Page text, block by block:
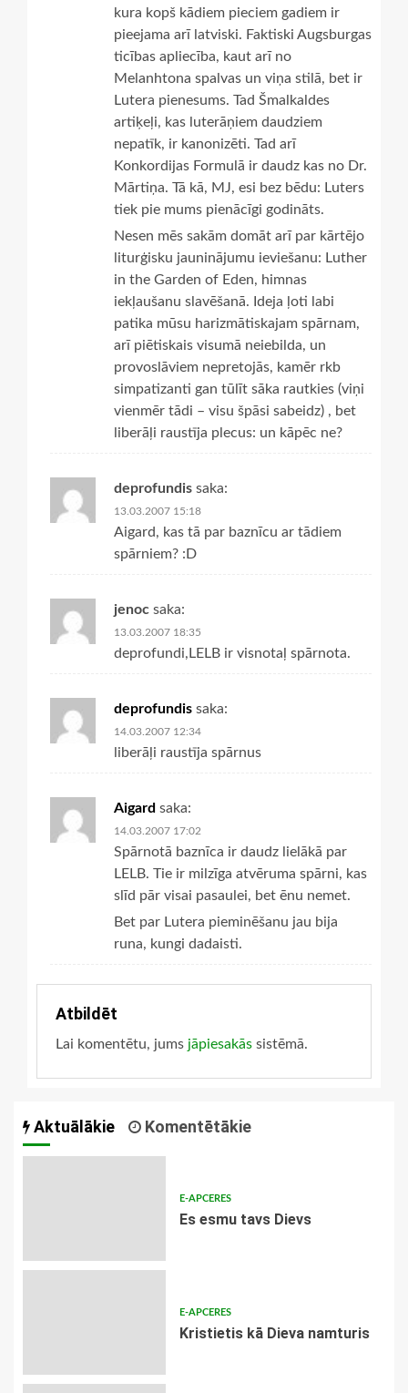
kura kopš kādiem pieciem gadiem ir
pieejama arī latviski. Faktiski Augsburgas
ticības apliecība, kaut arī no
Melanhtona spalvas un viņa stilā, bet ir
Lutera pienesums. Tad Šmalkaldes
artiķeļi, kas luterāņiem daudziem
nepatīk, ir kanonizēti. Tad arī
Konkordijas Formulā ir daudz kas no Dr.
Mārtiņa. Tā kā, MJ, esi bez bēdu: Luters
tiek pie mums pienācīgi godināts.
Nesen mēs sakām domāt arī par kārtējo
liturģisku jauninājumu ieviešanu: Luther
in the Garden of Eden, himnas
iekļaušanu slavēšanā. Ideja ļoti labi
patika mūsu harizmātiskajam spārnam,
arī piētiskais visumā neiebilda, un
provoslāviem nepretojās, kamēr rkb
simpatizanti gan tūlīt sāka rautkies (viņi
vienmēr tādi – visu špāsi sabeidz) , bet
liberāļi raustīja plecus: un kāpēc ne?
deprofundis saka:
13.03.2007 15:18
Aigard, kas tā par baznīcu ar tādiem
spārniem? :D
jenoc saka:
13.03.2007 18:35
deprofundi,LELB ir visnotaļ spārnota.
deprofundis saka:
14.03.2007 12:34
liberāļi raustīja spārnus
Aigard saka:
14.03.2007 17:02
Spārnotā baznīca ir daudz lielākā par
LELB. Tie ir milzīga atvēruma spārni, kas
slīd pār visai pasaulei, bet ēnu nemet.
Bet par Lutera pieminēšanu jau bija
runa, kungi dadaisti.
Atbildēt
Lai komentētu, jums jāpiesakās sistēmā.
Aktuālākie Komentētākie
E-APCERES
Es esmu tavs Dievs
E-APCERES
Kristietis kā Dieva namturis